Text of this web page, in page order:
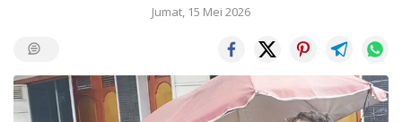
Jumat, 15 Mei 2026